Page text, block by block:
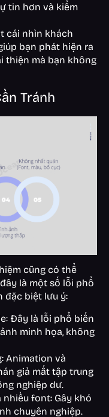
tin hơn và kiểm
cái nhìn khách
bạn phát hiện ra
thiện mà bạn không
Tránh
cũng có thể
là một số lỗi phổ
đặc biệt lưu ý:
Đây là lỗi phổ biến
minh họa, không
Animation và
giả mất tập trung
nghiệp dư.
font: Gây khó
chuyên nghiệp.